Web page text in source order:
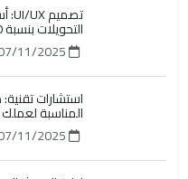
استشارات تقنية:
المناسبة لعملك
إدارة السوشيال
منصات التواصل في